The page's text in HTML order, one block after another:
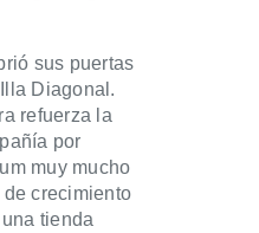
sus puertas
Diagonal.
refuerza la
por
muy mucho
crecimiento
tienda